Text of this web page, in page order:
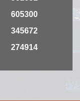
605300
345672
274914